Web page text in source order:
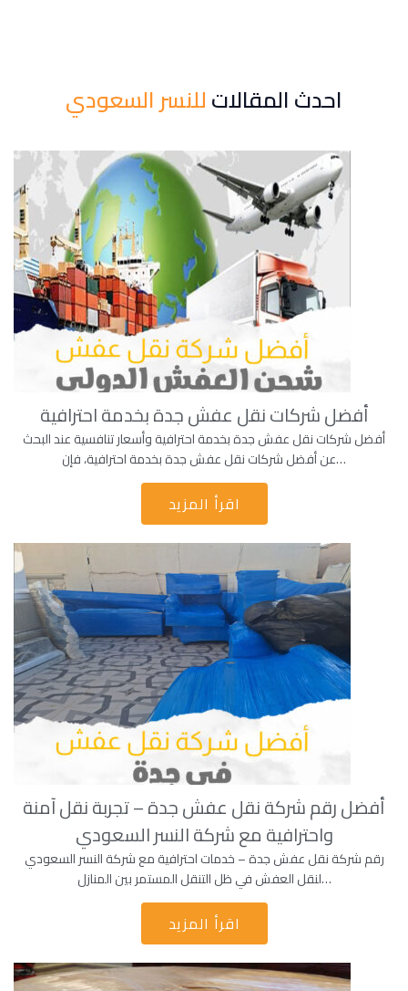
احدث المقالاتللنسر السعودي
أفضل شركات نقل عفش جدة بخدمة احترافية
أفضل شركات نقل عفش جدة بخدمة احترافية وأسعار تنافسية عند البحث
عن أفضل شركات نقل عفش جدة بخدمة احترافية، فإن…
اقرأ المزيد
أفضل رقم شركة نقل عفش جدة – تجربة نقل آمنة
واحترافية مع شركة النسر السعودي
رقم شركة نقل عفش جدة – خدمات احترافية مع شركة النسر السعودي
لنقل العفش في ظل التنقل المستمر بين المنازل…
اقرأ المزيد